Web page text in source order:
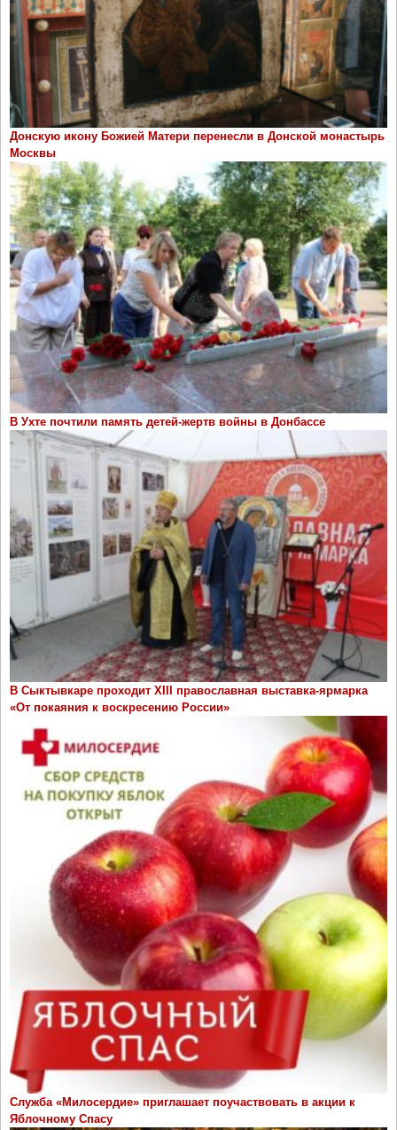
Донскую икону Божией Матери перенесли в Донской монастырь
Москвы
В Ухте почтили память детей-жертв войны в Донбассе
В Сыктывкаре проходит ХIII православная выставка-ярмарка
«От покаяния к воскресению России»
Служба «Милосердие» приглашает поучаствовать в акции к
Яблочному Спасу